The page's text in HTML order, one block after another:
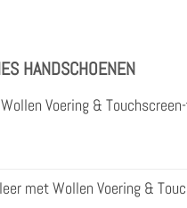
HANDSCHOENEN
Voering &
met Wollen Voering &